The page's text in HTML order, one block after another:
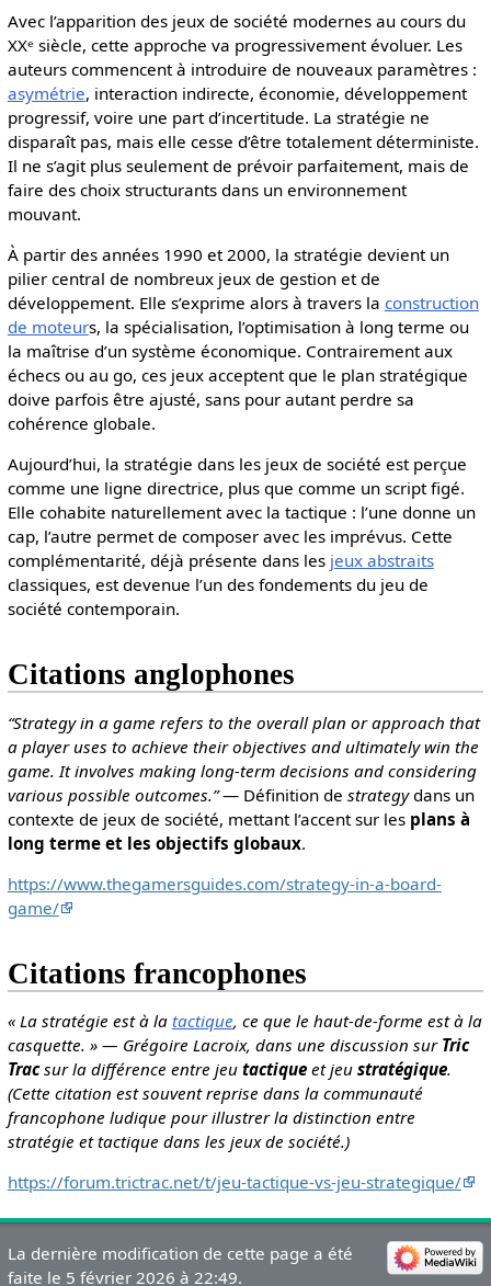
Avec l’apparition des jeux de société modernes au cours du
XXᵉ siècle, cette approche va progressivement évoluer. Les
auteurs commencent à introduire de nouveaux paramètres :
asymétrie, interaction indirecte, économie, développement
progressif, voire une part d’incertitude. La stratégie ne
disparaît pas, mais elle cesse d’être totalement déterministe.
Il ne s’agit plus seulement de prévoir parfaitement, mais de
faire des choix structurants dans un environnement
mouvant.
À partir des années 1990 et 2000, la stratégie devient un
pilier central de nombreux jeux de gestion et de
développement. Elle s’exprime alors à travers la construction
de moteurs, la spécialisation, l’optimisation à long terme ou
la maîtrise d’un système économique. Contrairement aux
échecs ou au go, ces jeux acceptent que le plan stratégique
doive parfois être ajusté, sans pour autant perdre sa
cohérence globale.
Aujourd’hui, la stratégie dans les jeux de société est perçue
comme une ligne directrice, plus que comme un script figé.
Elle cohabite naturellement avec la tactique : l’une donne un
cap, l’autre permet de composer avec les imprévus. Cette
complémentarité, déjà présente dans les jeux abstraits
classiques, est devenue l’un des fondements du jeu de
société contemporain.
Citations anglophones
“Strategy in a game refers to the overall plan or approach that
a player uses to achieve their objectives and ultimately win the
game. It involves making long-term decisions and considering
various possible outcomes.”— Définition de strategydans un
contexte de jeux de société, mettant l’accent sur les plans à
long terme et les objectifs globaux.
https://www.thegamersguides.com/strategy-in-a-board-
game/
Citations francophones
« La stratégie est à la tactique, ce que le haut-de-forme est à la
casquette. » — Grégoire Lacroix, dans une discussion sur Tric
Tracsur la différence entre jeu tactiqueet jeu stratégique.
(Cette citation est souvent reprise dans la communauté
francophone ludique pour illustrer la distinction entre
stratégie et tactique dans les jeux de société.)
https://forum.trictrac.net/t/jeu-tactique-vs-jeu-strategique/
La dernière modification de cette page a été
faite le 5 février 2026 à 22:49.